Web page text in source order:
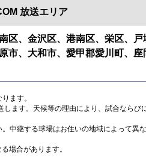
放送エリア
区、金沢区、港南区、栄区、戸
市、大和市、愛甲郡愛川町、座
ます。
ます。天候等の理由により、試合ならび
中継する球場はお住いの地域によって異
場合があります。